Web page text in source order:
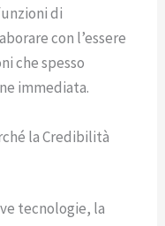
di
con l’essere
che spesso
immediata.
la Credibilità
tecnologie, la